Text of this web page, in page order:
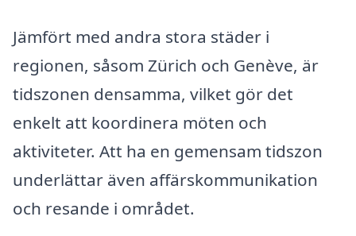
Jämfört med andra stora städer i
regionen, såsom Zürich och Genève, är
tidszonen densamma, vilket gör det
enkelt att koordinera möten och
aktiviteter. Att ha en gemensam tidszon
underlättar även affärskommunikation
och resande i området.